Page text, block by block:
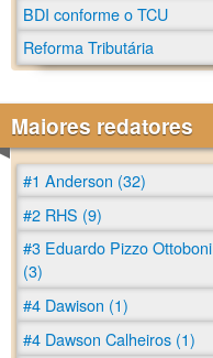
BDI conforme o TCU
Reforma Tributária
Maiores redatores
#1 Anderson (32)
#2 RHS (9)
#3 Eduardo Pizzo Ottoboni
(3)
#4 Dawison (1)
#4 Dawson Calheiros (1)